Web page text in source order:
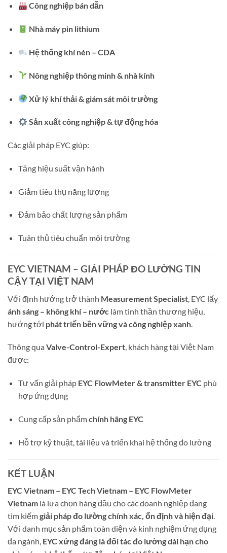
Công nghiệp bán dẫn
Nhà máy pin lithium
Hệ thống khí nén – CDA
Nông nghiệp thông minh & nhà kính
Xử lý khí thải & giám sát môi trường
Sản xuất công nghiệp & tự động hóa
Các giải pháp EYC giúp:
Tăng hiệu suất vận hành
Giảm tiêu thụ năng lượng
Đảm bảo chất lượng sản phẩm
Tuân thủ tiêu chuẩn môi trường
EYC VIETNAM – GIẢI PHÁP ĐO LƯỜNG TIN
CẬY TẠI VIỆT NAM
Với định hướng trở thành Measurement Specialist , EYC lấy
ánh sáng – không khí – nước làm tinh thần thương hiệu,
hướng tới phát triển bền vững và công nghiệp xanh
Thông qua Valve-Control-Expert, khách hàng tại Việt Nam
được:
Tư vấn giải pháp EYC FlowMeter & transmitter EYC phù
hợp ứng dụng
Cung cấp sản phẩmchính hãng EYC
Hỗ trợ kỹ thuật, tài liệu và triển khai hệ thống đo lường
KẾT LUẬN
EYC Vietnam – EYC Tech Vietnam – EYC FlowMeter
Vietnam là lựa chọn hàng đầu cho các doanh nghiệp đang
tìm kiếmgiải pháp đo lường chính xác, ổn định và hiện đại.
Với danh mục sản phẩm toàn diện và kinh nghiệm ứng dụng
đa ngành, EYC xứng đáng là đối tác đo lường dài hạn cho